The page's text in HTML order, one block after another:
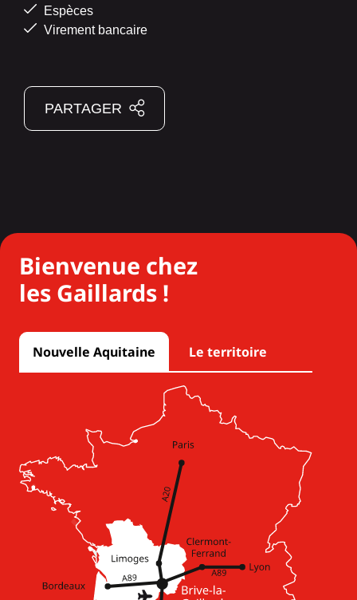
Espèces
Virement bancaire
PARTAGER
Bienvenue chez
les Gaillards !
Nouvelle Aquitaine Le territoire